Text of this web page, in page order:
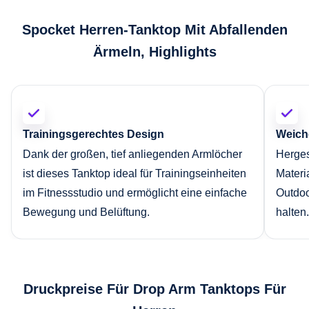
Spocket Herren-Tanktop Mit Abfallenden
Ärmeln, Highlights
Trainingsgerechtes Design
Dank der großen, tief anliegenden Armlöcher
ist dieses Tanktop ideal für Trainingseinheiten
im Fitnessstudio und ermöglicht eine einfache
Bewegung und Belüftung.
halten.
Druckpreise Für Drop Arm Tanktops Für